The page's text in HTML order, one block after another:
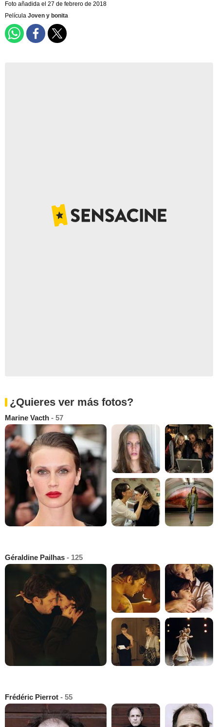
Foto añadida el 27 de febrero de 2018
Película Joven y bonita
¿Quieres ver más fotos?
Marine Vacth - 57
Géraldine Pailhas - 125
Frédéric Pierrot - 55